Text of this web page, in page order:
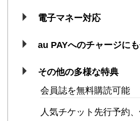
電子マネー対応
au PAYへのチャージに
その他の多様な特典
会員誌を無料購読可能
人気チケット先行予約